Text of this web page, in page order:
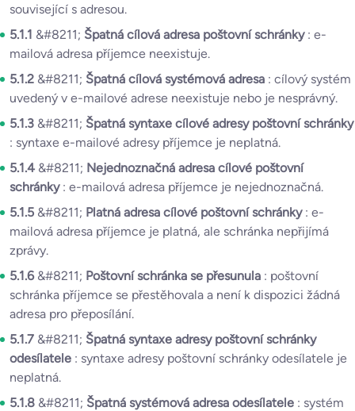
související s adresou.
5.1.1 &#8211; Špatná cílová adresa poštovní schránky : e-
mailová adresa příjemce neexistuje.
5.1.2 &#8211; Špatná cílová systémová adresa : cílový systém
uvedený v e-mailové adrese neexistuje nebo je nesprávný.
5.1.3 &#8211; Špatná syntaxe cílové adresy poštovní schránky
: syntaxe e-mailové adresy příjemce je neplatná.
5.1.4 &#8211; Nejednoznačná adresa cílové poštovní
schránky : e-mailová adresa příjemce je nejednoznačná.
5.1.5 &#8211; Platná adresa cílové poštovní schránky : e-
mailová adresa příjemce je platná, ale schránka nepřijímá
zprávy.
5.1.6 &#8211; Poštovní schránka se přesunula : poštovní
schránka příjemce se přestěhovala a není k dispozici žádná
adresa pro přeposílání.
5.1.7 &#8211; Špatná syntaxe adresy poštovní schránky
odesílatele : syntaxe adresy poštovní schránky odesílatele je
neplatná.
5.1.8 &#8211; Špatná systémová adresa odesílatele : systém